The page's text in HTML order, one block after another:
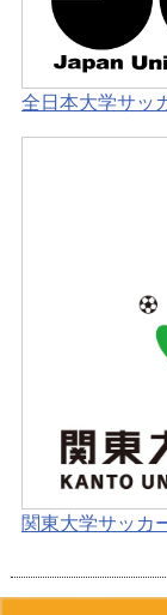
全日本大学サッ
関東大学サッカ